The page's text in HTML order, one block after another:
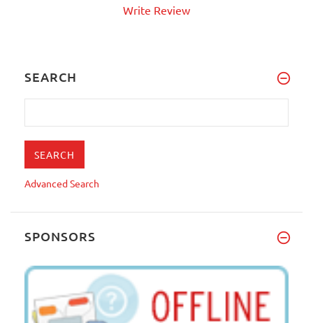
Write Review
SEARCH
Advanced Search
SPONSORS